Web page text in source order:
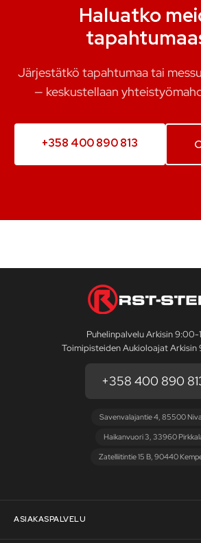
Haluatko
Järjestätkö tapahtumaa tai
— keskustellaan
+358 400 890 813
Puhelinpalvelu Arkisin 9:00-
Toimipisteiden Aukioloajat
+358 400 890
Savenvalajantie 4, 85500
Haikanvuori 3, 33960
Zatelliitintie 15 B, 90440
ASIAKASPALVELU